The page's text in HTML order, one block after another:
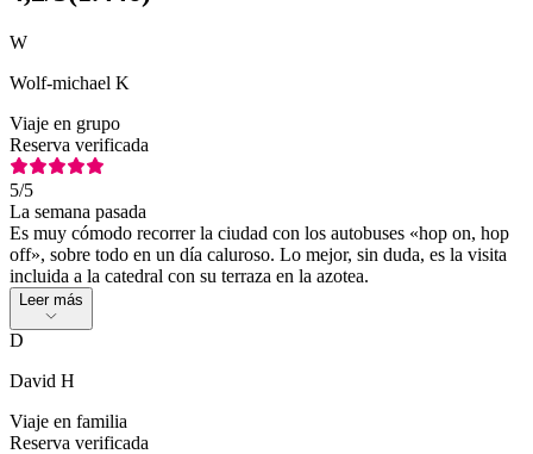
W
Wolf-michael K
Viaje en grupo
Reserva verificada
5/5
La semana pasada
Es muy cómodo recorrer la ciudad con los autobuses «hop on, hop
off», sobre todo en un día caluroso. Lo mejor, sin duda, es la visita
incluida a la catedral con su terraza en la azotea.
Leer más
D
David H
Viaje en familia
Reserva verificada